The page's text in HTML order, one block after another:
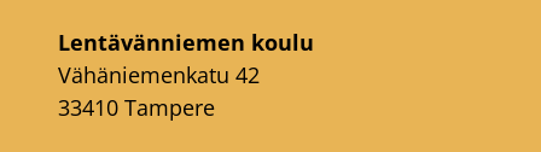
Lentävänniemen koulu
Vähäniemenkatu 42
33410 Tampere